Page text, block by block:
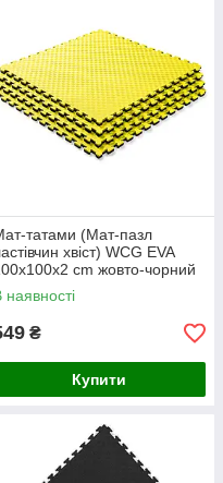
татами (Мат-пазл
хвіст) WCG EVA
cm жовто-чорний
наявності
₴
Купити